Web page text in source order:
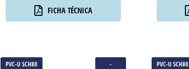
FICHA TÉCNICA
PVC-U SCH80 - PVC-U SCH80